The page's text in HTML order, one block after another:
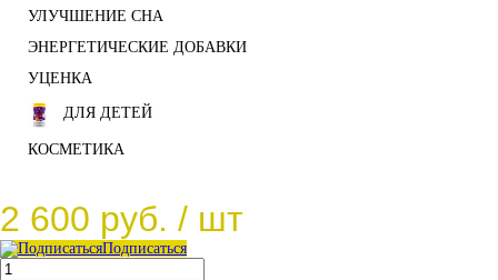
УЛУЧШЕНИЕ СНА
ЭНЕРГЕТИЧЕСКИЕ ДОБАВКИ
УЦЕНКА
ДЛЯ ДЕТЕЙ
КОСМЕТИКА
2 600 руб. / шт
Подписаться